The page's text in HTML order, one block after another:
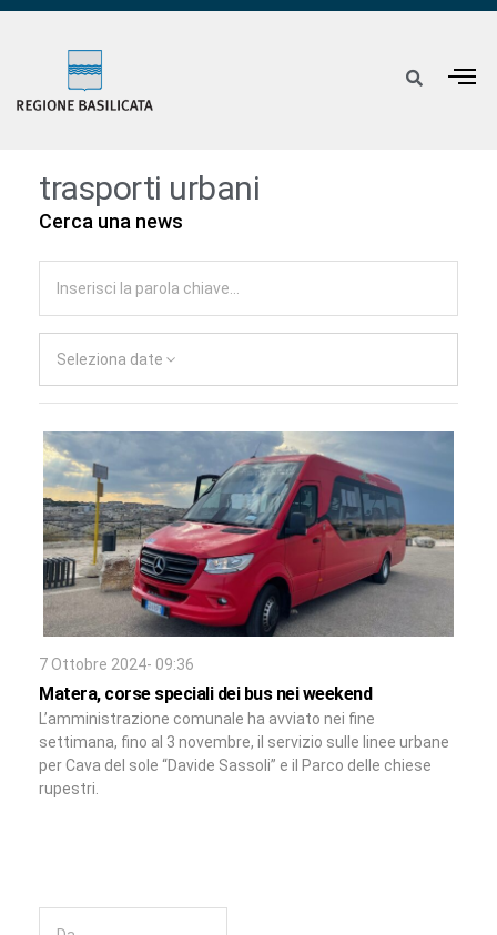
trasporti urbani
Cerca una news
Seleziona date
7 Ottobre 2024- 09:36
Matera, corse speciali dei bus nei weekend
L’amministrazione comunale ha avviato nei fine
settimana, fino al 3 novembre, il servizio sulle linee urbane
per Cava del sole “Davide Sassoli” e il Parco delle chiese
rupestri.